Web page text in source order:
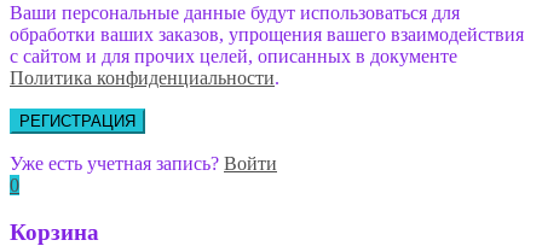
Ваши персональные данные будут использоваться для
обработки ваших заказов, упрощения вашего взаимодействия
с сайтом и для прочих целей, описанных в документе
Политика конфиденциальности.
РЕГИСТРАЦИЯ
Уже есть учетная запись? Войти
0
Корзина